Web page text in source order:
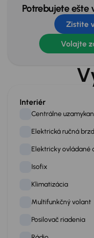
Potrebujete
Zistite
Volajte
Interiér
Centrálne
Elektrická ručná
Elektricky ovládané
Isofix
Klimatizácia
Multifunkčný volant
Posilovač riadenia